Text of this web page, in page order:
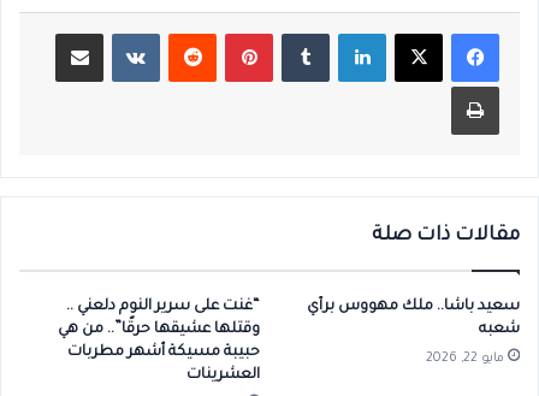
لينكدإن بينتيريست مشاركة عبر البريد
طباعة
مقالات ذات صلة
سعيد باشا.. ملك مهووس برأي
شعبه
مايو 22, 2026
“غنت على سرير النوم دلعني ..
وقتلها عشيقها حرقًا”.. من هي
حبيبة مسيكة أشهر مطربات
العشرينات